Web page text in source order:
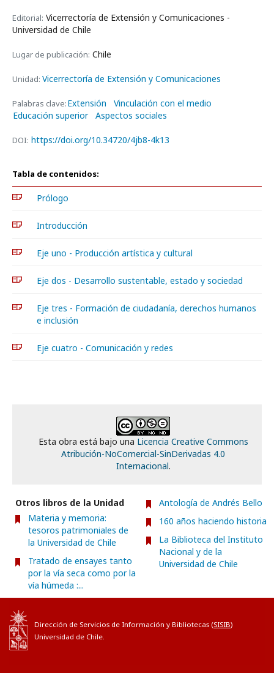
Editorial: Vicerrectoría de Extensión y Comunicaciones -
Universidad de Chile
Lugar de publicación: Chile
Unidad: Vicerrectoría de Extensión y Comunicaciones
Palabras clave:Extensión
Vinculación con el medio
Educación superior
Aspectos sociales
DOI: https://doi.org/10.34720/4jb8-4k13
Tabla de contenidos:
Prólogo
Introducción
Eje uno - Producción artística y cultural
Eje dos - Desarrollo sustentable, estado y sociedad
Eje tres - Formación de ciudadanía, derechos humanos
e inclusión
Eje cuatro - Comunicación y redes
Esta obra está bajo una Licencia Creative Commons
Atribución-NoComercial-SinDerivadas 4.0
Internacional.
Otros libros de la Unidad
Materia y memoria:
tesoros patrimoniales de
la Universidad de Chile
Tratado de ensayes tanto
por la vía seca como por la
vía húmeda :...
Antología de Andrés Bello
160 años haciendo historia
La Biblioteca del Instituto
Nacional y de la
Universidad de Chile
Dirección de Servicios de Información y Bibliotecas (SISIB)
Universidad de Chile.